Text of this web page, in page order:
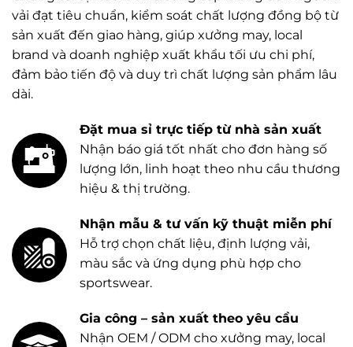
vải đạt tiêu chuẩn, kiểm soát chất lượng đồng bộ từ
sản xuất đến giao hàng, giúp xưởng may, local
brand và doanh nghiệp xuất khẩu tối ưu chi phí,
đảm bảo tiến độ và duy trì chất lượng sản phẩm lâu
dài.
Đặt mua sỉ trực tiếp từ nhà sản xuất
Nhận báo giá tốt nhất cho đơn hàng số
lượng lớn, linh hoạt theo nhu cầu thương
hiệu & thị trường.
Nhận mẫu & tư vấn kỹ thuật miễn phí
Hỗ trợ chọn chất liệu, định lượng vải,
màu sắc và ứng dụng phù hợp cho
sportswear.
Gia công – sản xuất theo yêu cầu
Nhận OEM / ODM cho xưởng may, local